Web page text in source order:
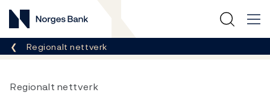
Norges Bank
Her er du nå:
Regionalt nettverk
Regionalt nettverk